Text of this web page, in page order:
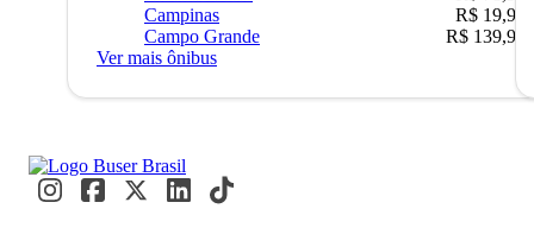
Campinas
R$ 19,90
Campo Grande
R$ 139,90
Ver mais ônibus